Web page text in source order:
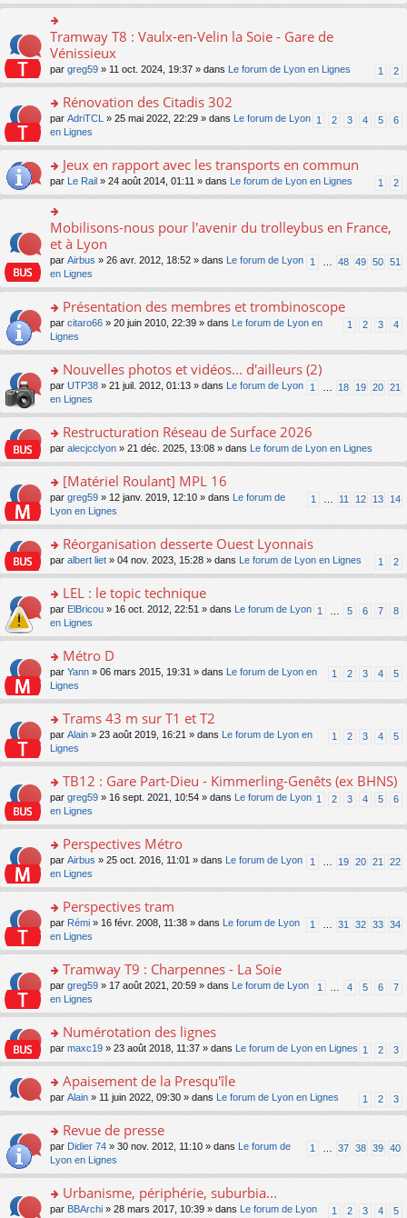
s
ult
er
le
m
e
s
s
g
o
n
lu
le
pl
u
s
ré
c
e
nt
o
n
ult
er
le
m
e
s
a
g
e
n
o
n
le
u
s
ré
c
e
Tramway T8 : Vaulx-en-Velin la Soie - Gare de
Vénissieux
1 2
par greg59 » 11 oct. 2024, 19:37 » dans Le forum de Lyon en Lignes
o
n
s
er
le
m
e
s
s
g
o
n
lu
le
u
s
ré
c
e
nt
Rénovation des Citadis 302
1 2 3 4 5 6
par AdriTCL » 25 mai 2022, 22:29 » dans
Le forum de Lyon
en Lignes
o
n
s
ult
er
le
m
e
s
s
g
o
n
lu
le
u
s
ré
c
e
nt
Jeux en rapport avec les transports en commun
1 2
par Le Rail » 24 août 2014, 01:11 » dans Le forum de Lyon en Lignes
o
n
ult
le
m
e
s
s
g
e
n
o
n
lu
u
s
ré
c
e
Mobilisons-nous pour l'avenir du trolleybus en France,
et à Lyon
1 48 49 50 51
par Airbus » 26 avr. 2012, 18:52 » dans
Le forum de Lyon
en Lignes
o
s
er
le
m
e
s
s
e
n
o
n
lu
pl
s
ré
c
e
Présentation des membres et trombinoscope
1 2 3 4
par citaro66 » 20 juin 2010, 22:39 » dans
Le forum de Lyon en
Lignes
o
n
s
er
le
m
e
s
s
e
n
o
n
le
s
ré
e
Nouvelles photos et vidéos... d'ailleurs (2)
1 18 19 20 21
par UTP38 » 21 juil. 2012, 01:13 » dans
Le forum de Lyon
en Lignes
o
n
ult
er
le
m
e
s
g
e
n
o
n
le
s
ré
e
Restructuration Réseau de Surface 2026
par alecjcclyon » 21 déc. 2025, 13:08 » dans Le forum de Lyon en Lignes
o
s
er
le
m
e
s
s
e
n
o
n
lu
pl
ré
c
e
nt
[Matériel Roulant] MPL 16
1 11 12 13 14
par greg59 » 12 janv. 2019, 12:10 » dans
Le forum de
Lyon en Lignes
o
n
ult
er
le
m
e
s
s
e
n
o
n
lu
pl
ré
c
e
nt
Réorganisation desserte Ouest Lyonnais
1 2
par albert liet » 04 nov. 2023, 15:28 » dans Le forum de Lyon en Lignes
o
n
s
er
le
m
e
s
s
a
n
o
n
lu
le
u
c
e
nt
LEL : le topic technique
1 5 6 7 8
par ElBricou » 16 oct. 2012, 22:51 » dans
Le forum de Lyon
en Lignes
o
s
er
le
m
e
s
s
a
n
o
n
lu
le
u
c
e
nt
Métro D
1 2 3 4 5
par Yann » 06 mars 2015, 19:31 » dans
Le forum de Lyon en
Lignes
o
s
er
le
m
e
s
s
a
n
o
n
lu
le
u
c
e
nt
Trams 43 m sur T1 et T2
1 2 3 4 5
par Alain » 23 août 2019, 16:21 » dans
Le forum de Lyon en
Lignes
o
n
s
er
le
m
e
s
s
a
n
o
n
lu
le
u
ré
c
e
TB12 : Gare Part-Dieu - Kimmerling-Genêts (ex BHNS)
1 2 3 4 5 6
par greg59 » 16 sept. 2021, 10:54 » dans
Le forum de Lyon
en Lignes
o
n
s
er
le
m
e
s
s
a
n
o
n
lu
pl
s
ré
e
Perspectives Métro
1 19 20 21 22
par Airbus » 25 oct. 2016, 11:01 » dans
Le forum de Lyon
en Lignes
o
n
s
er
le
m
e
s
s
e
n
o
n
le
pl
s
ré
Perspectives tram
1 31 32 33 34
par Rémi » 16 févr. 2008, 11:38 » dans
Le forum de Lyon
en Lignes
o
n
s
er
le
m
e
s
g
e
n
o
n
Tramway T9 : Charpennes - La Soie
1 4 5 6 7
par greg59 » 17 août 2021, 20:59 » dans
Le forum de Lyon
en Lignes
o
n
ult
er
le
m
e
s
g
e
Numérotation des lignes
1 2 3
par maxc19 » 23 août 2018, 11:37 » dans Le forum de Lyon en Lignes
o
n
ult
er
le
m
e
s
Apaisement de la Presqu'île
1 2 3
par Alain » 11 juin 2022, 09:30 » dans Le forum de Lyon en Lignes
o
s
er
le
Revue de presse
1 37 38 39 40
par Didier 74 » 30 nov. 2012, 11:10 » dans
Le forum de
Lyon en Lignes
o
Urbanisme, périphérie, suburbia...
1 2 3 4 5
par BBArchi » 28 mars 2017, 10:39 » dans
Le forum de Lyon